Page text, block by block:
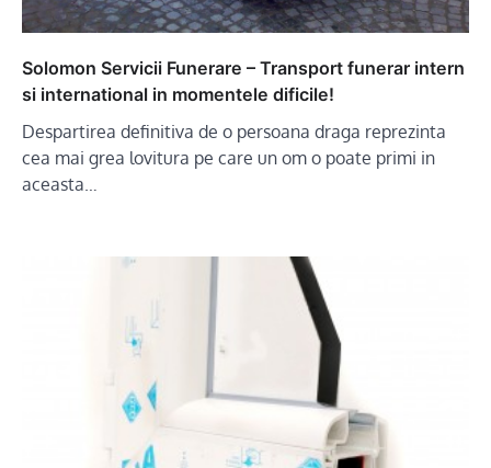
Solomon Servicii Funerare – Transport funerar intern
si international in momentele dificile!
Despartirea definitiva de o persoana draga reprezinta
cea mai grea lovitura pe care un om o poate primi in
aceasta…